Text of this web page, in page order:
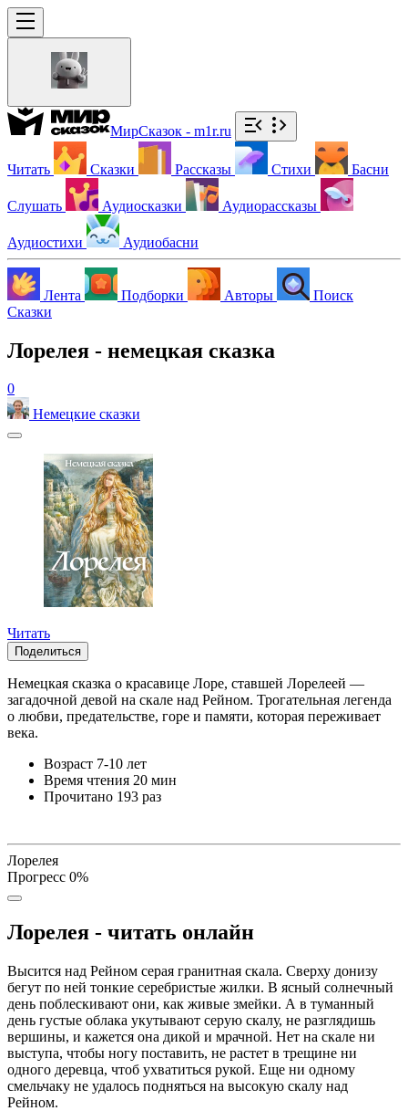
МирСказок - m1r.ru
Читать Сказки Рассказы Стихи Басни
Слушать Аудиосказки Аудиорассказы
Аудиостихи Аудиобасни
Лента Подборки Авторы
Поиск
Сказки
Лорелея - немецкая сказка
0
Немецкие сказки
Читать
Поделиться
Немецкая сказка о красавице Лоре, ставшей Лорелеей —
загадочной девой на скале над Рейном. Трогательная легенда
о любви, предательстве, горе и памяти, которая переживает
века.
Возраст 7-10 лет
Время чтения 20 мин
Прочитано 193 раз
Лорелея
Прогресс 0%
Лорелея - читать онлайн
Высится над Рейном серая гранитная скала. Сверху донизу
бегут по ней тонкие серебристые жилки. В ясный солнечный
день поблескивают они, как живые змейки. А в туманный
день густые облака укутывают серую скалу, не разглядишь
вершины, и кажется она дикой и мрачной. Нет на скале ни
выступа, чтобы ногу поставить, не растет в трещине ни
одного деревца, чтоб ухватиться рукой. Еще ни одному
смельчаку не удалось подняться на высокую скалу над
Рейном.